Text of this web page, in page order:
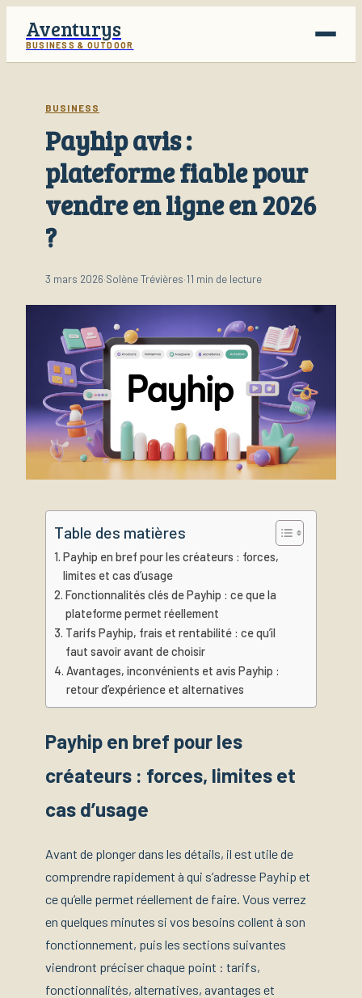
Aventurys
BUSINESS & OUTDOOR
Business
Finance
Lifestyle
BUSINESS
Payhip avis :
plateforme fiable pour
vendre en ligne en 2026
?
3 mars 2026·Solène Trévières·11 min de lecture
Table des matières
Payhip en bref pour les créateurs : forces,
limites et cas d’usage
Fonctionnalités clés de Payhip : ce que la
plateforme permet réellement
Tarifs Payhip, frais et rentabilité : ce qu’il
faut savoir avant de choisir
Avantages, inconvénients et avis Payhip :
retour d’expérience et alternatives
Payhip en bref pour les
créateurs : forces, limites et
cas d’usage
Avant de plonger dans les détails, il est utile de
comprendre rapidement à qui s’adresse Payhip et
ce qu’elle permet réellement de faire. Vous verrez
en quelques minutes si vos besoins collent à son
fonctionnement, puis les sections suivantes
viendront préciser chaque point : tarifs,
fonctionnalités, alternatives, avantages et